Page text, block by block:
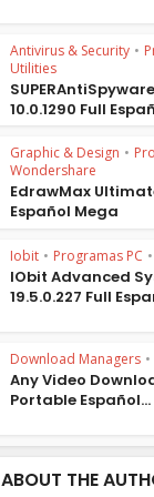
Antivirus & Security •
Utilities
10.0.1290 Full
Graphic & Design •
Wondershare
EdrawMax
Español Mega
Iobit • Programas PC •
IObit Advanced
19.5.0.227 Full
Download Managers •
Any Video
Portable Español...
ABOUT THE